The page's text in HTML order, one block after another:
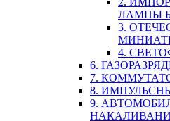
ЛАМПЫ
3.
4.
6.
7.
8.
9.